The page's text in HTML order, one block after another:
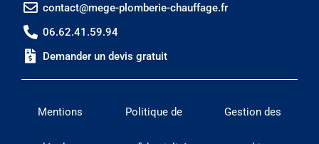
contact@mege-plomberie-chauffage.fr
06.62.41.59.94
Demander un devis gratuit
Mentions Politique de Gestion des